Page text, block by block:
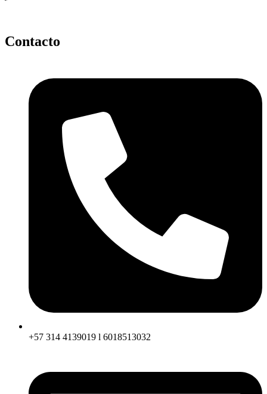
Contacto
+57 314 4139019 l 6018513032